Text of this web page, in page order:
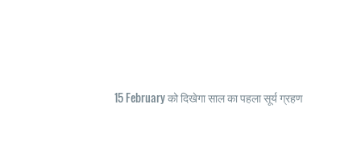
15 February को दिखेगा साल का पहला सूर्य ग्रहण